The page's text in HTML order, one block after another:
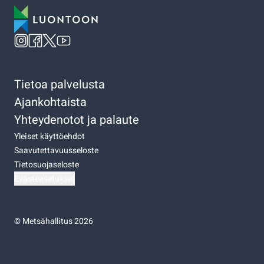
Tietoa palvelusta
Ajankohtaista
Yhteydenotot ja palaute
Yleiset käyttöehdot
Saavutettavuusseloste
Tietosuojaseloste
©Metsähallitus 2026